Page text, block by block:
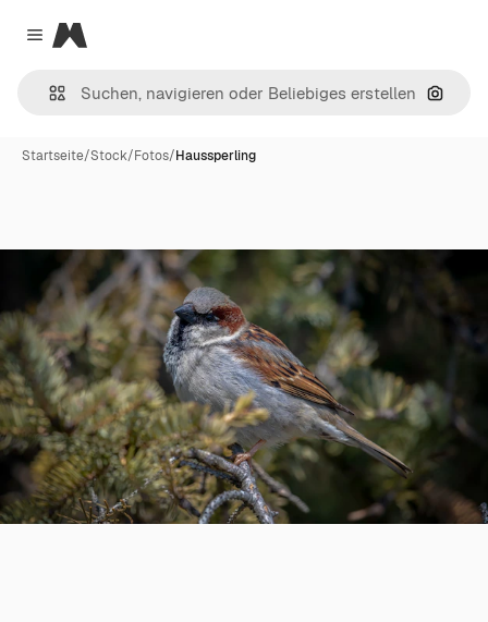
Close menu
Magnific
Nach
Startseite/Stock/Fotos/Haussperling